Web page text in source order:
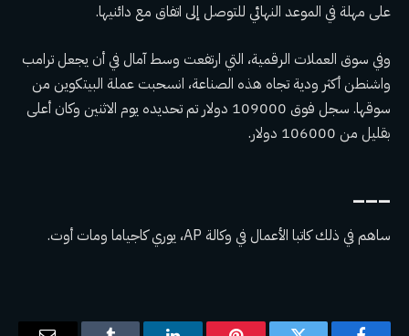
على مهلة في الموعد النهائي للتوصل إلى اتفاق مع دائنيها.
وفي سوق العملات الرقمية، التي ارتفعت وسط آمال في أن يجعل ترامب
واشنطن أكثر ودية تجاه هذه الصناعة، انسحبت عملة البيتكوين من
سوقها. سجل فوق 109000 دولار
تم تحديده يوم الاثنين وكان أعلى
بقليل من 106000 دولار.
___
ساهم في ذلك كاتبا الأعمال في وكالة AP، يوري كاجياما ومات أوت.